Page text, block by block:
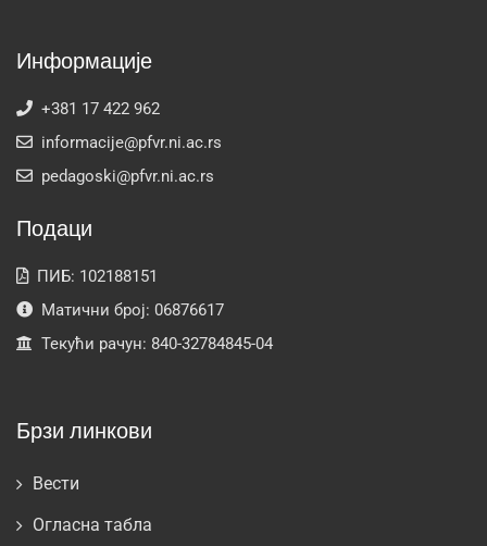
Информације
+381 17 422 962
informacije@pfvr.ni.ac.rs
pedagoski@pfvr.ni.ac.rs
Подаци
ПИБ: 102188151
Матични број: 06876617
Текући рачун: 840-32784845-04
Брзи линкови
Вести
Огласна табла